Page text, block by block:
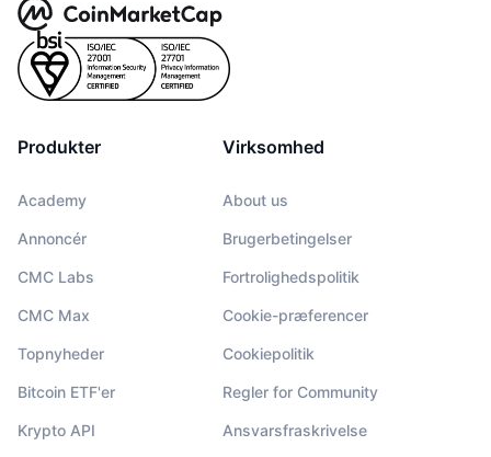
Produkter
Academy
Annoncér
CMC Labs
CMC Max
Topnyheder
Bitcoin ETF'er
Krypto API
Virksomhed
About us
Brugerbetingelser
Fortrolighedspolitik
Cookie-præferencer
Cookiepolitik
Regler for Community
Ansvarsfraskrivelse